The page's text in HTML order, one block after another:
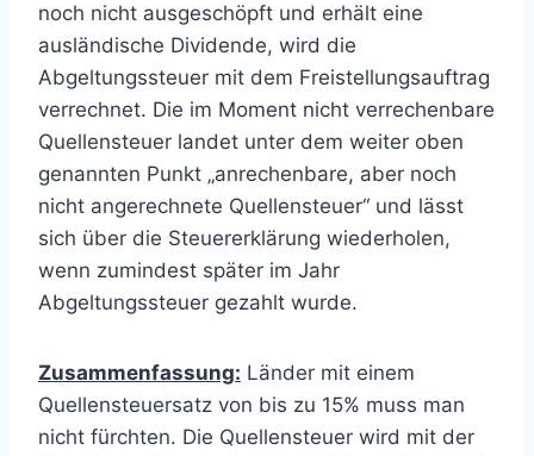
noch nicht ausgeschöpft und erhält eine
ausländische Dividende, wird die
Abgeltungssteuer mit dem Freistellungsauftrag
verrechnet. Die im Moment nicht verrechenbare
Quellensteuer landet unter dem weiter oben
genannten Punkt „anrechenbare, aber noch
nicht angerechnete Quellensteuer“ und lässt
sich über die Steuererklärung wiederholen,
wenn zumindest später im Jahr
Abgeltungssteuer gezahlt wurde.
Zusammenfassung: Länder mit einem
Quellensteuersatz von bis zu 15% muss man
nicht fürchten. Die Quellensteuer wird mit der